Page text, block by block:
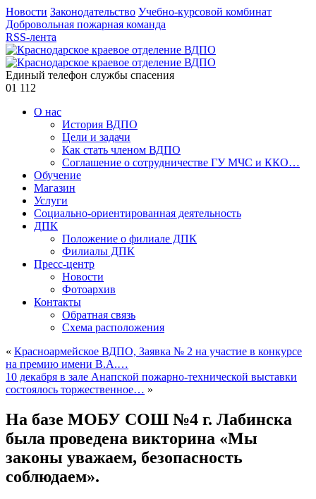
Новости Законодательство Учебно-курсовой комбинат
Добровольная пожарная команда
RSS-лента
Единый телефон службы спасения
01 112
О нас
История ВДПО
Цели и задачи
Как стать членом ВДПО
Соглашение о сотрудничестве ГУ МЧС и ККО…
Обучение
Магазин
Услуги
Социально-ориентированная деятельность
ДПК
Положение о филиале ДПК
Филиалы ДПК
Пресс-центр
Новости
Фотоархив
Контакты
Обратная связь
Схема расположения
« Красноармейское ВДПО, Заявка № 2 на участие в конкурсе
на премию имени В.А.…
10 декабря в зале Анапской пожарно-технической выставки
состоялось торжественное… »
На базе МОБУ СОШ №4 г. Лабинска
была проведена викторина «Мы
законы уважаем, безопасность
соблюдаем».